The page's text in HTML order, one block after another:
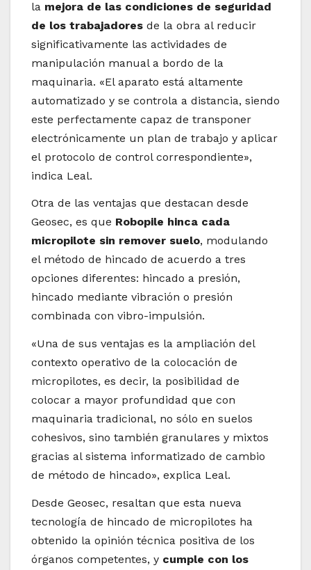
la mejora de las condiciones de seguridad
de los trabajadores de la obra al reducir
significativamente las actividades de
manipulación manual a bordo de la
maquinaria. «El aparato está altamente
automatizado y se controla a distancia, siendo
este perfectamente capaz de transponer
electrónicamente un plan de trabajo y aplicar
el protocolo de control correspondiente»,
indica Leal.
Otra de las ventajas que destacan desde
Geosec, es que Robopile hinca cada
micropilote sin remover suelo, modulando
el método de hincado de acuerdo a tres
opciones diferentes: hincado a presión,
hincado mediante vibración o presión
combinada con vibro-impulsión.
«Una de sus ventajas es la ampliación del
contexto operativo de la colocación de
micropilotes, es decir, la posibilidad de
colocar a mayor profundidad que con
maquinaria tradicional, no sólo en suelos
cohesivos, sino también granulares y mixtos
gracias al sistema informatizado de cambio
de método de hincado», explica Leal.
Desde Geosec, resaltan que esta nueva
tecnología de hincado de micropilotes ha
obtenido la opinión técnica positiva de los
órganos competentes, y cumple con los